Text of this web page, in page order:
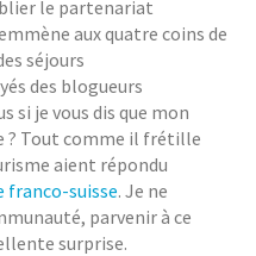
le partenariat
aux quatre coins de
séjours
des blogueurs
si je vous dis que mon
Tout comme il frétille
aient répondu
franco-suisse. Je ne
parvenir à ce
surprise.